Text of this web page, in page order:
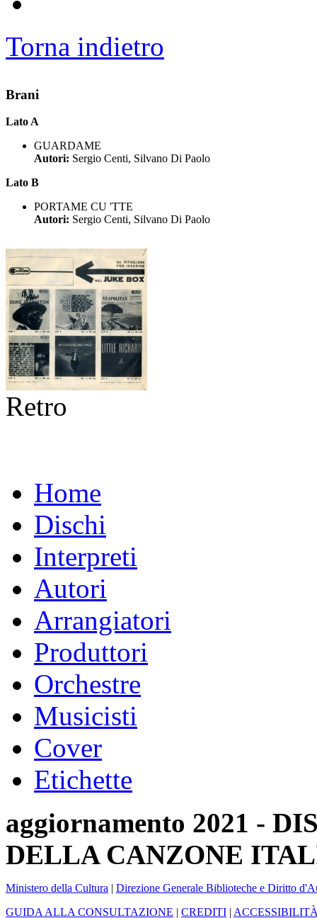
Torna indietro
Brani
Lato A
GUARDAME
Autori: Sergio Centi, Silvano Di Paolo
Lato B
PORTAME CU 'TTE
Autori: Sergio Centi, Silvano Di Paolo
Retro
Home
Dischi
Interpreti
Autori
Arrangiatori
Produttori
Orchestre
Musicisti
Cover
Etichette
aggiornamento 2021 -
DELLA CANZONE
Ministero della Cultura | Direzione Generale Biblioteche e Diritto
GUIDA ALLA CONSULTAZIONE | CREDITI |